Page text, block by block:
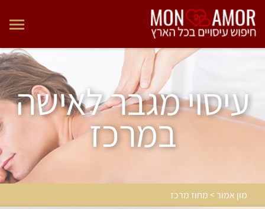
עיסוי מגבר לאישה
במרכז
מון אמור > מחוז מרכז